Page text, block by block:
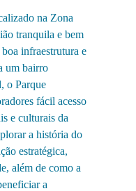
na Zona
tranquila e bem
infraestrutura e
um bairro
o Parque
fácil acesso
e culturais da
a história do
estratégica,
além de como a
a